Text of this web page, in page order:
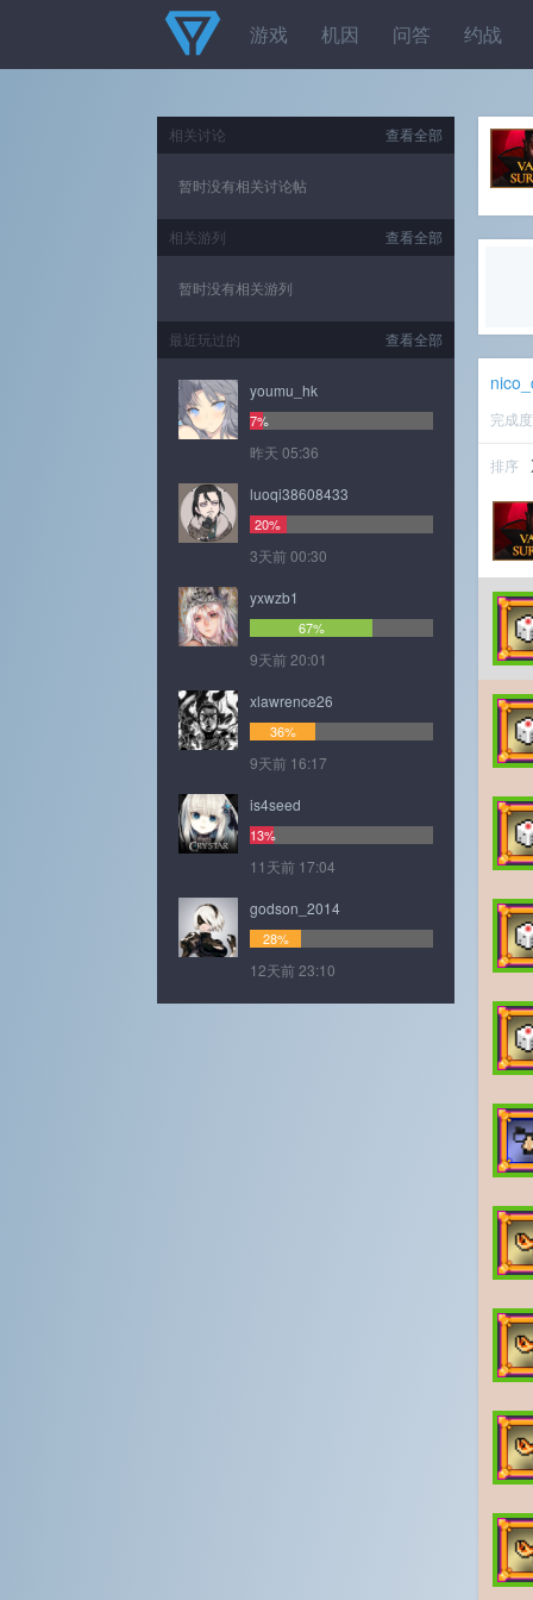
游戏 机因 问答 约战
完成
排序
查看全部
相关讨论
暂时没有相关讨论帖
查看全部
相关游列
暂时没有相关游列
查看全部
最近玩过的
youmu_hk
7%
昨天 05:36
luoqi38608433
20%
3天前 00:30
yxwzb1
67%
9天前 20:01
xlawrence26
36%
9天前 16:17
is4seed
13%
11天前 17:04
godson_2014
28%
12天前 23:10